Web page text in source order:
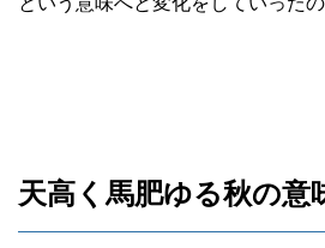
天高く馬肥ゆる秋の意